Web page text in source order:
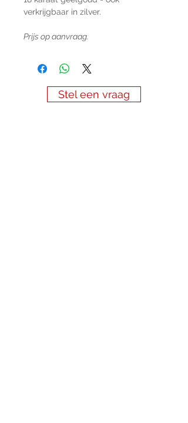
verkrijgbaar in zilver.
Prijs op aanvraag.
Stel een vraag